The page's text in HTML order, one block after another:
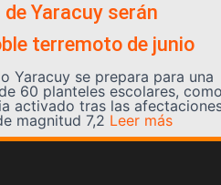
Yaracuy serán
terremoto de junio
Yaracuy se prepara para una
60 planteles escolares,
activado tras las
magnitud 7,2 Leer más